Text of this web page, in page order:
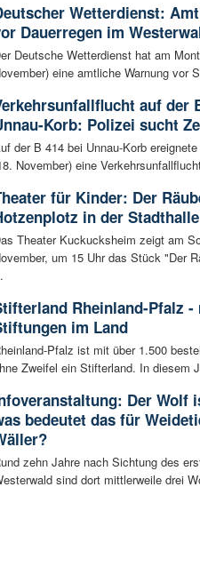
Wetterdienst:
Dauerregen im
Deutsche Wetterdienst hat am
eine amtliche Warnung vor
auf der
Korb: Polizei sucht
der B 414 bei Unnau-Korb
November) eine
für Kinder: Der
in der
Theater Kuckucksheim zeigt am
um 15 Uhr das Stück "Der
Rheinland-Pfalz -
im Land
Pfalz ist mit über 1.500
Zweifel ein Stifterland. In diesem
Der Wolf
bedeutet das für
zehn Jahre nach Sichtung des
sind dort mittlerweile drei